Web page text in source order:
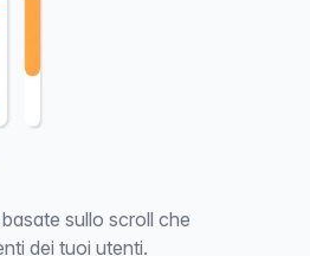
sullo scroll che
dei tuoi utenti.